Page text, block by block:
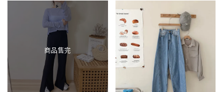
商品售完